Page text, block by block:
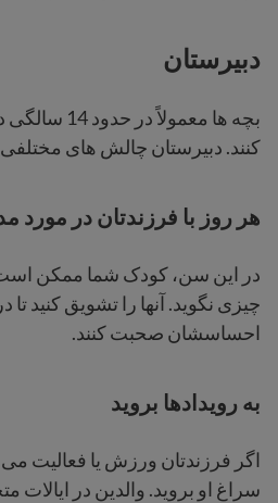
دبیرستان
بچه ها
کنند. دبیرستان چالش های مختلفی
هر روز با فرزندتان در
در این سن، کودک شما ممکن است
چیزی نگوید. آنها را تشویق کنید
احساسشان صحبت کنند.
به رویدادها بروید
اگر فرزندتان ورزش یا فعالیت می
سراغ او بروید. والدین در ایالات